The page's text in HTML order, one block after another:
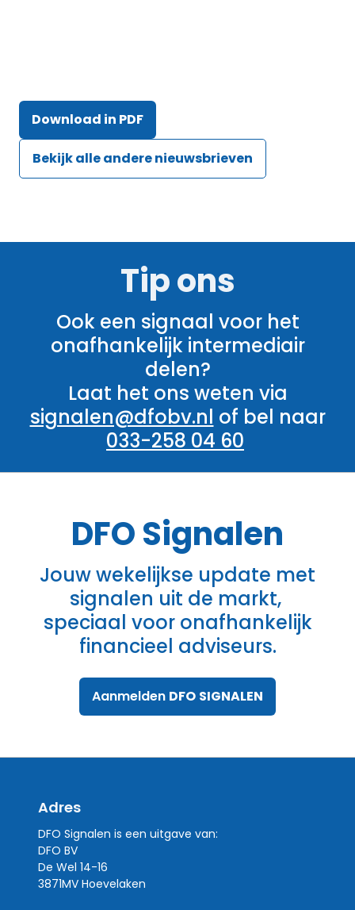
Download in PDF
Bekijk alle andere nieuwsbrieven
Tip ons
Ook een signaal voor het
onafhankelijk intermediair
delen?
Laat het ons weten via
signalen@dfobv.nl of bel naar
033-258 04 60
DFOSignalen
Jouw wekelijkse update met
signalen uit de markt,
speciaal voor onafhankelijk
financieel adviseurs.
Aanmelden DFO SIGNALEN
Adres
DFO Signalen is een uitgave van:
DFO BV
De Wel 14-16
3871MV Hoevelaken